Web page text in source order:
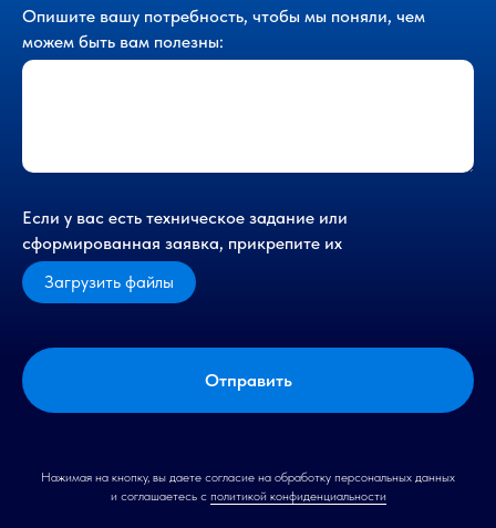
Опишите вашу потребность, чтобы мы поняли, чем
можем быть вам полезны:
Если у вас есть техническое задание или
сформированная заявка, прикрепите их
Загрузить файлы
Отправить
Нажимая на кнопку, вы даете согласие на обработку персональных данных
и соглашаетесь c политикой конфиденциальности